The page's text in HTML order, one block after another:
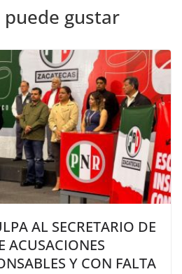
gustar
AL SECRETARIO DE
ACUSACIONES
Y CON FALTA